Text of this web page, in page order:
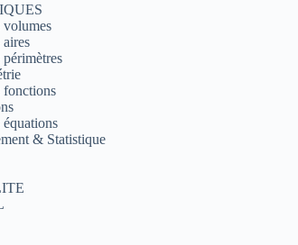
volumes
fonctions
& Statistique